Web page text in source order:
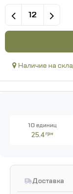
Наличие на
10 единиц
25.4грн
Доставка